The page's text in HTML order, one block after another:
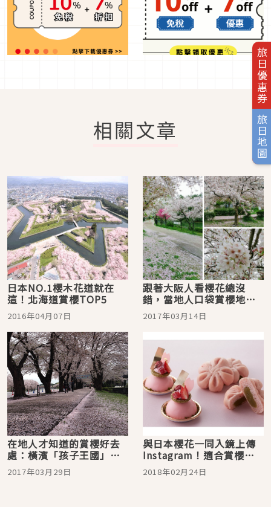
旅日優惠券
旅日地圖
相關文章
日本NO.1櫻木花道就在
這！北海道賞櫻TOP5
2016年04月07日
跟著大阪人看櫻花總沒
錯，當地人口袋賞櫻地點
大公開
2017年03月14日
在地人才知道的賞櫻好去
處：橫濱「孩子王國」家
庭旅遊日本賞櫻就來這！
2017年03月29日
與日本櫻花一同入鏡上傳
Instagram！適合賞櫻享
用的華麗甜點介紹
2018年02月24日